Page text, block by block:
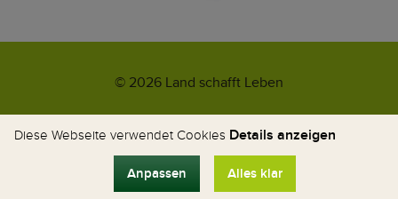
© 2026 Land schafft Leben
Impressum AGB Kontakt Datenschutz
Umweltzeichen
WhatsApp-News
Diese Webseite verwendet Cookies Details anzeigen
Anpassen Alles klar